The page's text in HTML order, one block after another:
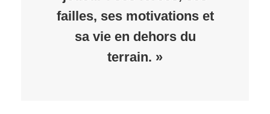
failles, ses motivations et
sa vie en dehors du
terrain. »